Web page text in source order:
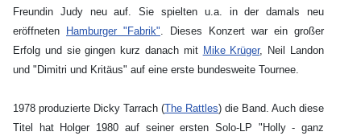
Freundin Judy neu auf. Sie spielten u.a. in der damals neu
eröffneten
Hamburger "Fabrik". Dieses Konzert war ein großer
Erfolg und sie gingen kurz danach mit Mike Krüger, Neil Landon
und "Dimitri und Kritäus" auf eine erste bundesweite Tournee.
1978 produzierte Dicky Tarrach (The Rattles) die Band. Auch diese
Titel hat Holger 1980 auf seiner ersten Solo-LP "Holly - ganz